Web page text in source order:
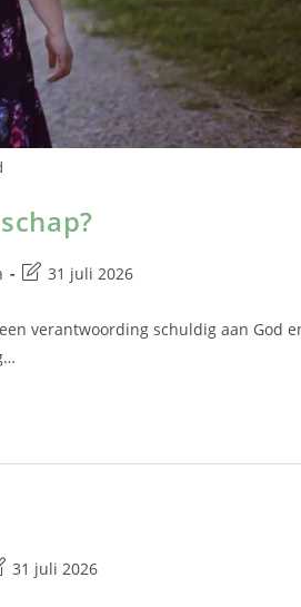
31 juli 2026
verantwoording schuldig aan God
31 juli 2026